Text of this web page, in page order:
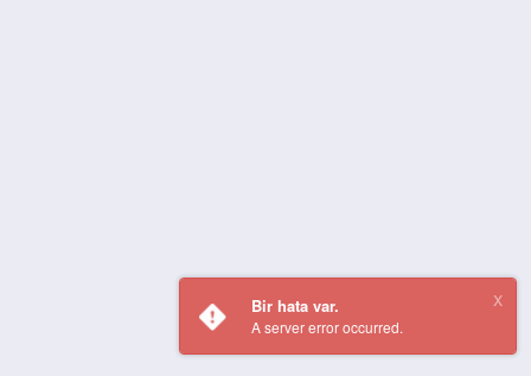
Bir hata var.
A server error occurred.